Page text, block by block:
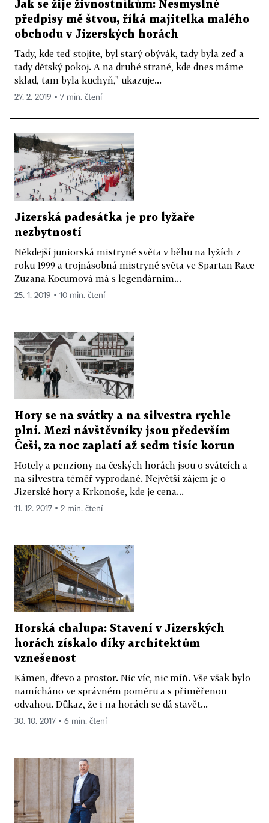
Jak se žije živnostníkům: Nesmyslné
předpisy mě štvou, říká majitelka malého
obchodu v Jizerských horách
Tady, kde teď stojíte, byl starý obývák, tady byla zeď a
tady dětský pokoj. A na druhé straně, kde dnes máme
sklad, tam byla kuchyň," ukazuje...
27. 2. 2019 ▪ 7 min. čtení
Jizerská padesátka je pro lyžaře
nezbytností
Někdejší juniorská mistryně světa v běhu na lyžích z
roku 1999 a trojnásobná mistryně světa ve Spartan Race
Zuzana Kocumová má s legendárním...
25. 1. 2019 ▪ 10 min. čtení
Hory se na svátky a na silvestra rychle
plní. Mezi návštěvníky jsou především
Češi, za noc zaplatí až sedm tisíc korun
Hotely a penziony na českých horách jsou o svátcích a
na silvestra téměř vyprodané. Největší zájem je o
Jizerské hory a Krkonoše, kde je cena...
11. 12. 2017 ▪ 2 min. čtení
Horská chalupa: Stavení v Jizerských
horách získalo díky architektům
vznešenost
Kámen, dřevo a prostor. Nic víc, nic míň. Vše však bylo
namícháno ve správném poměru a s přiměřenou
odvahou. Důkaz, že i na horách se dá stavět...
30. 10. 2017 ▪ 6 min. čtení